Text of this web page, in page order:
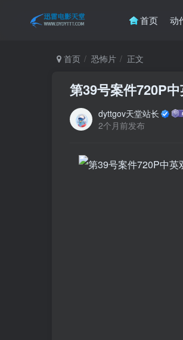
首页 动
首页 恐怖片 正文
第39号案件720P
dyttgov天堂站长
2个月前发布